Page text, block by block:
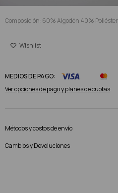
Composición: 60% Algodón 40% Poliéster
MEDIOS DE PAGO:
Ver opciones de pago y planes de cuotas
Métodos y costos de envío
Cambios y Devoluciones